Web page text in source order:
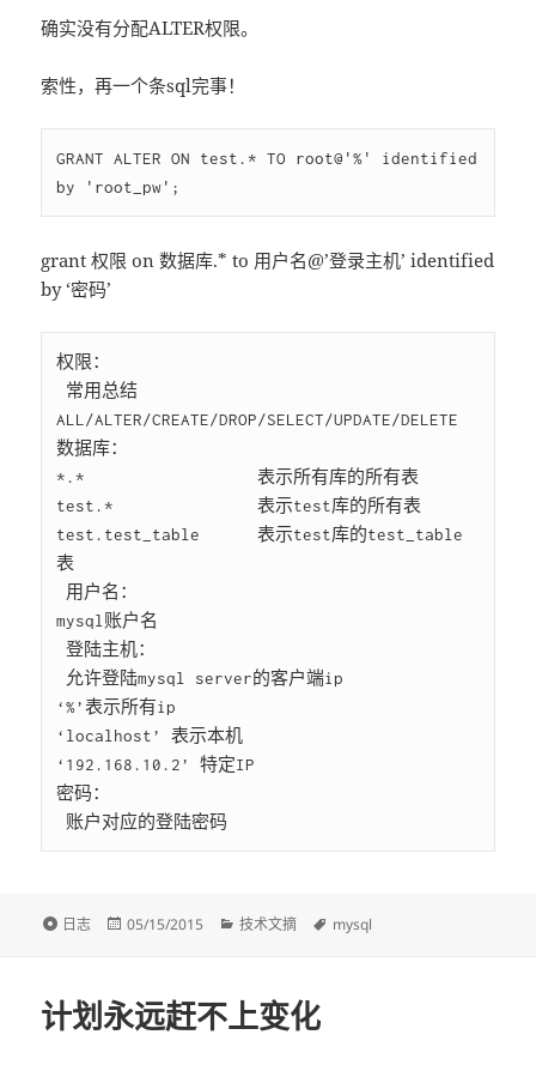
确实没有分配ALTER权限。
索性，再一个条sql完事！
GRANT ALTER ON test.* TO root@'%' identified
grant 权限 on 数据库.* to 用户名@’登录主机’ identified
by ‘密码’
权限：
ALL/ALTER/CREATE/DROP/SELECT/UPDATE/DELETE
数据库：
*.*                  表示所有库的所有表
test.*               表示test库的所有表
test.test_table      表示test库的test_table
表
mysql账户名
登陆主机：
‘%’表示所有ip
‘localhost’ 表示本机
‘192.168.10.2’ 特定IP
密码：
格
日志
发
05/15/2015
分
技术文摘
标
mysql
计划永远赶不上变化